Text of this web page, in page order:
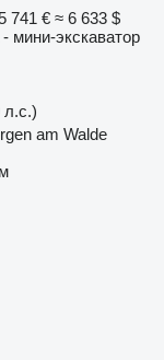
741 € ≈ 6 633 $
мини-экскаватор
л.с.)
am Walde